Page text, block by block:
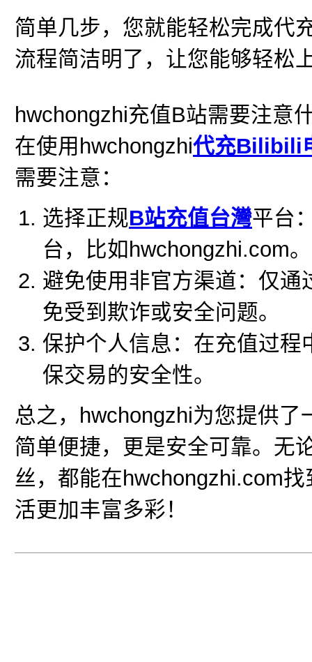
简单几步，您就能轻松完成代
流程简洁明了，让您能够轻松
hwchongzhi充值B站需要注意
在使用hwchongzhi代充Bilibili
需要注意：
选择正规B站充值台灣平台
台，比如hwchongzhi.com。
避免使用非官方渠道：仅
免受到欺诈或安全问题。
保护个人信息：在充值过
保交易的安全性。
总之，hwchongzhi为您提供
简单便捷，更是安全可靠。无
丝，都能在hwchongzhi.com
活更加丰富多彩！